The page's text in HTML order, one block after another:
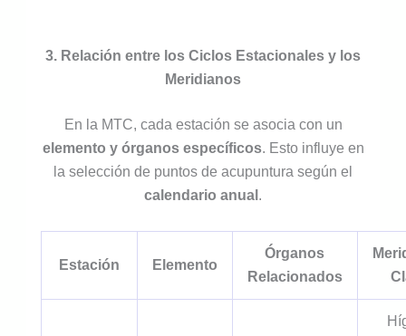
3. Relación entre los Ciclos Estacionales y los
Meridianos
En la MTC, cada estación se asocia con un
elemento y órganos específicos. Esto influye en
la selección de puntos de acupuntura según el
calendario anual .
Estación Elemento
Órganos
Relacionados